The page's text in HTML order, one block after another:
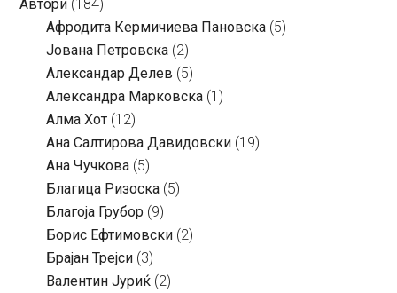
Автори (184)
Aфродита Кермичиева Пановска (5)
Јована Петровска (2)
Александар Делев (5)
Александра Марковска (1)
Алма Хот (12)
Ана Салтирова Давидовски (19)
Ана Чучкова (5)
Благица Ризоска (5)
Благоја Грубор (9)
Борис Ефтимовски (2)
Брајан Трејси (3)
Валентин Јуриќ (2)